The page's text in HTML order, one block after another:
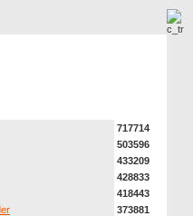
717714
503596
433209
428833
418443
373881